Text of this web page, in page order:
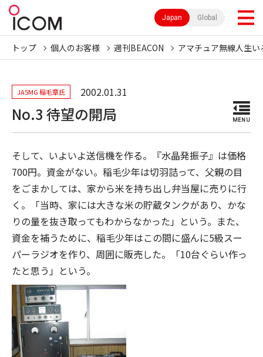
Japan Global
トップ 個人のお客様 週刊BEACON アマチュア無線人生い
JA5MG 稲毛章氏 2002.01.31
No.3 待望の開局 MENU
そして、いよいよ送信機を作る。『水晶発振子』は価格
700円。資金がない。稲毛少年は切羽詰って、父親の目
をごまかしては、家から米を持ち出し弁当屋に売りに行
く。「当時、家には大きな米の貯蔵タンクがあり、かな
りの量を抜き取ってもわからなかった」という。また、
資金を補うために、稲毛少年はこの間に盛んに5級スー
パーラジオを作り、周囲に販売した。「10台ぐらい作っ
たと思う」という。